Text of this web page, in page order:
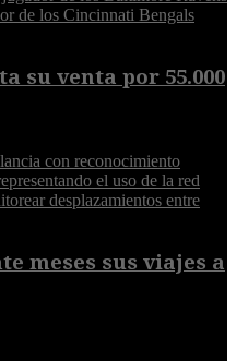
su venta por 55.000
meses sus viajes a